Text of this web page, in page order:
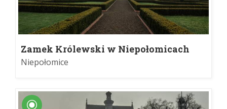
Zamek Królewski w Niepołomicach
Niepołomice